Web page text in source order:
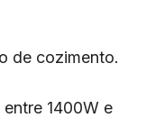
de cozimento.
1400W e